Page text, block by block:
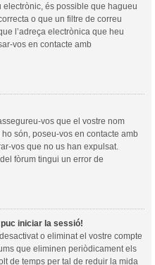
és possible que hagueu
o que un filtre de correu
l’adreça electrònica que heu
vos en contacte amb
vos que el vostre nom
són, poseu-vos en contacte amb
vos que no us han expulsat.
fòrum tingui un error de
iniciar la sessió!
o eliminat el vostre compte
que eliminen periòdicament els
de temps per tal de reduir la mida